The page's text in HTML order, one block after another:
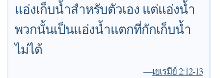
แอ่งเก็บน้ำสำหรับตัวเอง แต่แอ่งน้ำ
พวกนั้นเป็นแอ่งน้ำแตกที่กักเก็บน้ำ
ไม่ได้
—เยเรมีย์ 2:12-13